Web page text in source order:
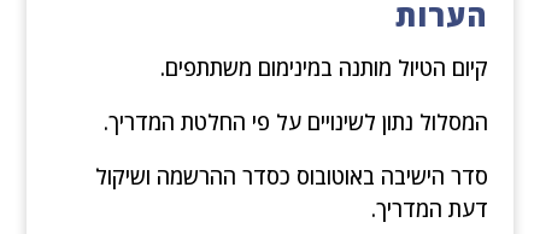
הערות
קיום הטיול מותנה במינימום משתתפים.
המסלול נתון לשינויים על פי החלטת המדריך.
סדר הישיבה באוטובוס כסדר ההרשמה ושיקול
דעת המדריך.